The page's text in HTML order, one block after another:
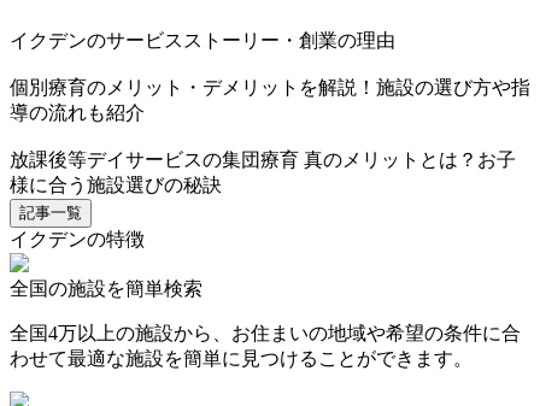
イクデンのサービスストーリー・創業の理由
個別療育のメリット・デメリットを解説！施設の選び方や指
導の流れも紹介
放課後等デイサービスの集団療育 真のメリットとは？お子
様に合う施設選びの秘訣
記事一覧
イクデンの特徴
全国の施設を簡単検索
全国4万以上の施設から、お住まいの地域や希望の条件に合
わせて最適な施設を簡単に見つけることができます。